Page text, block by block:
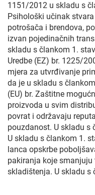
1151/2012 u skladu s
Psihološki učinak
potrošača i brendova,
izvan pojedinačnih
skladu s člankom 1.
Uredbe (EZ) br. 1225/
mjera za utvrđivanje
da je u skladu s
(EU) br. Zaštitne
proizvoda u svim
povrat i održavaju
pouzdanost. U skladu s
U skladu s člankom 1.
lanca opskrbe
pakiranja koje
skladištenja. U skladu s